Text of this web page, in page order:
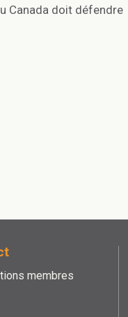
Canada doit défendre
membres